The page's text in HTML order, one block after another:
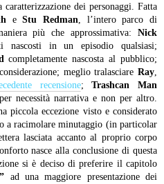
dei personaggi. Fatta
eStu Redman, l’intero parco di
più che approssimativa: Nick
nascosti in un episodio qualsiasi;
completamente nascosta al pubblico;
meglio tralasciare Ray,
recensione;Trashcan Man
necessità narrativa e non per altro.
piccola eccezione visto e considerato
a racimolare minutaggio (in particolar
lasciata accanto al proprio corpo
nasce alla conclusione di questa
si è deciso di preferire il capitolo
ad una maggiore presentazione dei